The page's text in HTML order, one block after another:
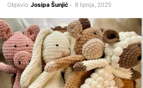
Objavio Josipa Šunjić - 8 lipnja, 2025